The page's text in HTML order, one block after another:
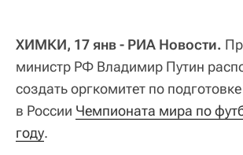
ХИМКИ, 17 янв - РИА Новости.
министр РФ Владимир Путин
создать оргкомитет по
в России Чемпионата мира по
году.